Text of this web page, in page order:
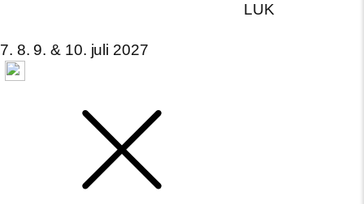
LUK
7. 8. 9. & 10. juli 2027